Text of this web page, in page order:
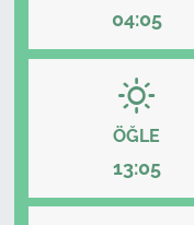
04:05
ÖĞLE
13:05